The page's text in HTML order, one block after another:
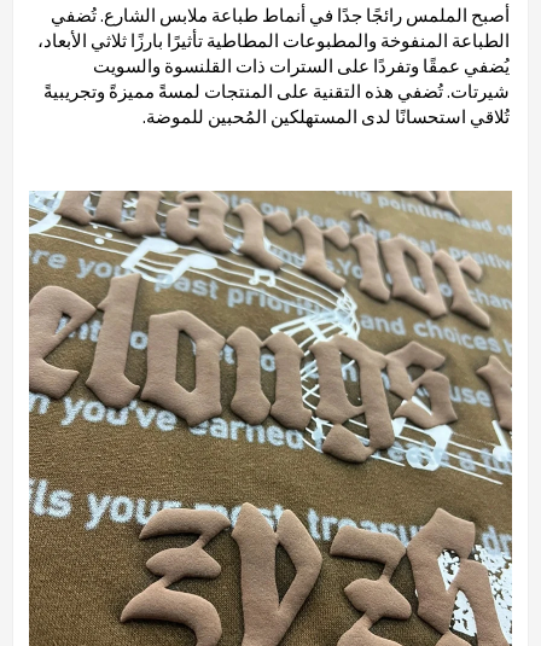
أصبح الملمس رائجًا جدًا في أنماط طباعة ملابس الشارع. تُضفي
الطباعة المنفوخة والمطبوعات المطاطية تأثيرًا بارزًا ثلاثي الأبعاد،
يُضفي عمقًا وتفردًا على السترات ذات القلنسوة والسويت
شيرتات. تُضفي هذه التقنية على المنتجات لمسةً مميزةً وتجريبيةً
تُلاقي استحسانًا لدى المستهلكين المُحبين للموضة.